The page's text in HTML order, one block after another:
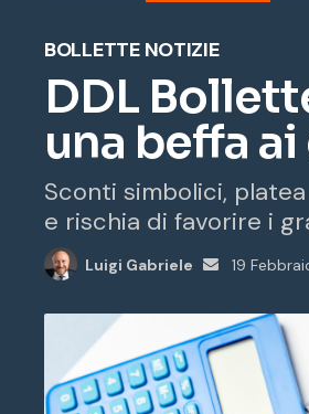
BOLLETTE NOTIZIE
DDL
una beffa
Sconti simbolici,
e rischia di favorire i
Luigi Gabriele
Invia
19